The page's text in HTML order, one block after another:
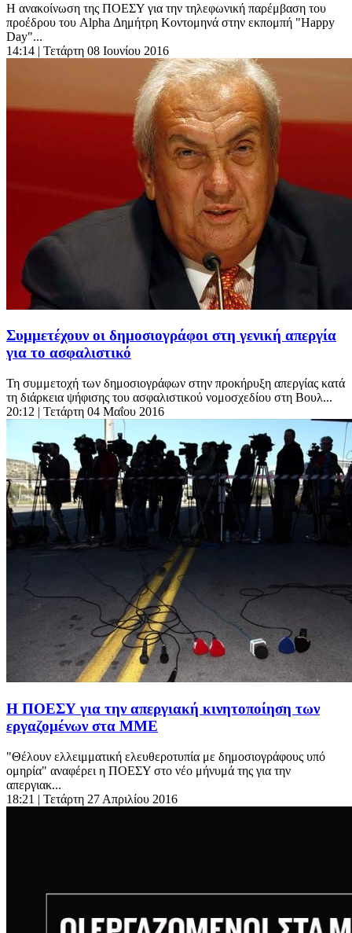
Η ανακοίνωση της ΠΟΕΣΥ για την τηλεφωνική παρέμβαση του
προέδρου του Alpha Δημήτρη Κοντομηνά στην εκπομπή "Happy
Day"...
14:14 | Τετάρτη 08 Ιουνίου 2016
Συμμετέχουν οι δημοσιογράφοι στη γενική απεργία
για το ασφαλιστικό
Τη συμμετοχή των δημοσιογράφων στην προκήρυξη απεργίας κατά
τη διάρκεια ψήφισης του ασφαλιστικού νομοσχεδίου στη Βουλ...
20:12 | Τετάρτη 04 Μαΐου 2016
Η ΠΟΕΣΥ για την απεργιακή κινητοποίηση των
εργαζομένων στα ΜΜΕ
"Θέλουν ελλειμματική ελευθεροτυπία με δημοσιογράφους υπό
ομηρία" αναφέρει η ΠΟΕΣΥ στο νέο μήνυμά της για την
απεργιακ...
18:21 | Τετάρτη 27 Απριλίου 2016